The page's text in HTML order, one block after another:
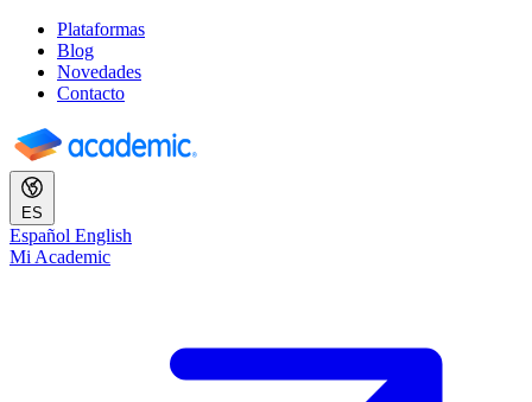
Plataformas
Blog
Novedades
Contacto
ES
Español English
Mi Academic